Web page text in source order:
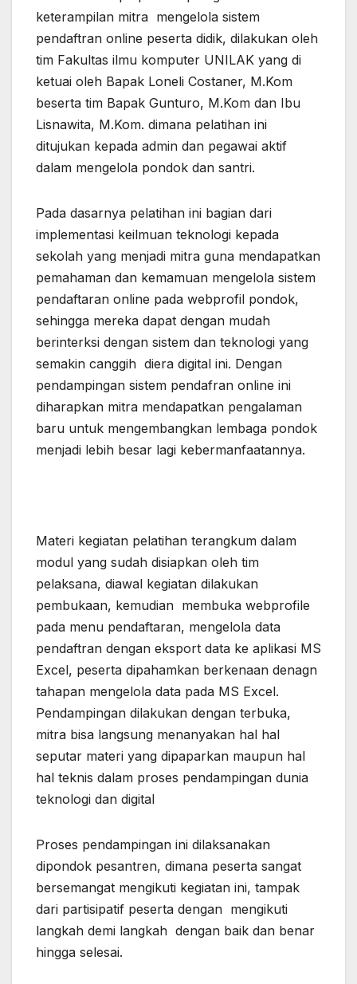
keterampilan mitra mengelola sistem
pendaftran online peserta didik, dilakukan oleh
tim Fakultas ilmu komputer UNILAK yang di
ketuai oleh Bapak Loneli Costaner, M.Kom
beserta tim Bapak Gunturo, M.Kom dan Ibu
Lisnawita, M.Kom. dimana pelatihan ini
ditujukan kepada admin dan pegawai aktif
dalam mengelola pondok dan santri.
Pada dasarnya pelatihan ini bagian dari
implementasi keilmuan teknologi kepada
sekolah yang menjadi mitra guna mendapatkan
pemahaman dan kemamuan mengelola sistem
pendaftaran online pada webprofil pondok,
sehingga mereka dapat dengan mudah
berinterksi dengan sistem dan teknologi yang
semakin canggih diera digital ini. Dengan
pendampingan sistem pendafran online ini
diharapkan mitra mendapatkan pengalaman
baru untuk mengembangkan lembaga pondok
menjadi lebih besar lagi kebermanfaatannya.
Materi kegiatan pelatihan terangkum dalam
modul yang sudah disiapkan oleh tim
pelaksana, diawal kegiatan dilakukan
pembukaan, kemudian membuka webprofile
pada menu pendaftaran, mengelola data
pendaftran dengan eksport data ke aplikasi MS
Excel, peserta dipahamkan berkenaan denagn
tahapan mengelola data pada MS Excel.
Pendampingan dilakukan dengan terbuka,
mitra bisa langsung menanyakan hal hal
seputar materi yang dipaparkan maupun hal
hal teknis dalam proses pendampingan dunia
teknologi dan digital
Proses pendampingan ini dilaksanakan
dipondok pesantren, dimana peserta sangat
bersemangat mengikuti kegiatan ini, tampak
dari partisipatif peserta dengan mengikuti
langkah demi langkah dengan baik dan benar
hingga selesai.